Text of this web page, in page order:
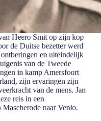
Heero Smit op zijn kop
de Duitse bezetter werd
en uiteindelijk
van de Tweede
in kamp Amersfoort
zijn ervaringen zijn
van de mens. Jan
reis in een
naar Venlo.